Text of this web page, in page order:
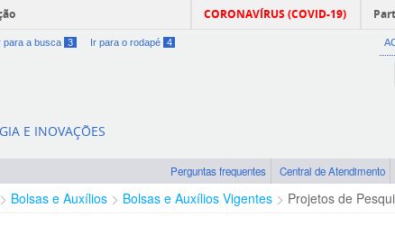
CORONAVÍRUS (COVID-19)
para a busca 3 Ir para o rodapé 4
E INOVAÇÕES
Perguntas frequentes Central de Atendimento
Bolsas e Auxílios Bolsas e Auxílios Vigentes Projetos de